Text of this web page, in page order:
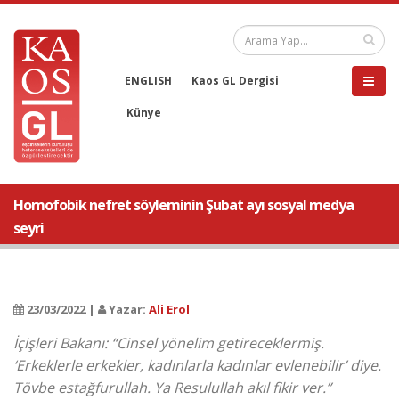
ENGLISH Kaos GL Dergisi
Künye
Homofobik nefret söyleminin Şubat ayı sosyal medya
seyri
23/03/2022 | Yazar: Ali Erol
İçişleri Bakanı: “Cinsel yönelim getireceklermiş.
‘Erkeklerle erkekler, kadınlarla kadınlar evlenebilir’ diye.
Tövbe estağfurullah. Ya Resulullah akıl fikir ver.”